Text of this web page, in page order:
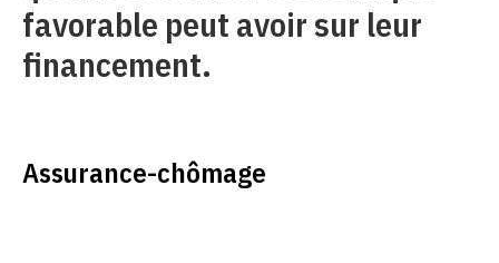
favorable peut avoir sur leur
financement.
Assurance-chômage